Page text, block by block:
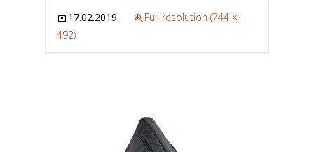
17.02.2019.
Full resolution (744 ×
492)